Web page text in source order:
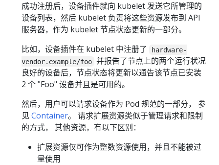
成功注册后，设备插件就向 kubelet 发送它所管理的
设备列表，然后 kubelet 负责将这些资源发布到 API
服务器，作为 kubelet 节点状态更新的一部分。
比如，设备插件在 kubelet 中注册了
hardware-
vendor.example/foo 并报告了节点上的两个运行状况
良好的设备后，节点状态将更新以通告该节点已安装
2 个 "Foo" 设备并且是可用的。
然后，用户可以请求设备作为 Pod 规范的一部分， 参
见 Container。 请求扩展资源类似于管理请求和限制
的方式， 其他资源，有以下区别：
扩展资源仅可作为整数资源使用，并且不能被过
量使用